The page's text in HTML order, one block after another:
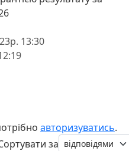
13:30
авторизуватись.
за